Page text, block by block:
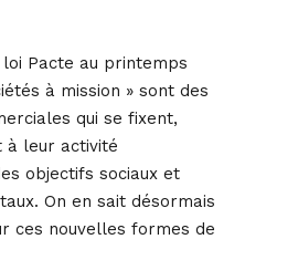
Pacte au printemps
à mission » sont des
qui se fixent,
leur activité
objectifs sociaux et
On en sait désormais
ces nouvelles formes de